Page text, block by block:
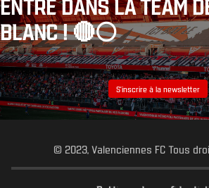
BLANC ! 🔴⚪️
S’inscrire à la newsletter
© 2023, Valenciennes FC Tous